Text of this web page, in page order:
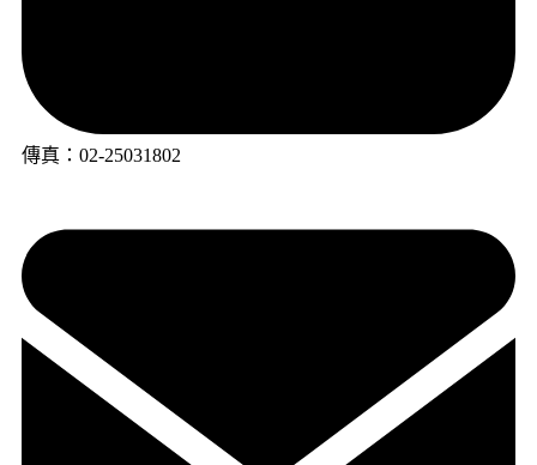
傳真：02-25031802